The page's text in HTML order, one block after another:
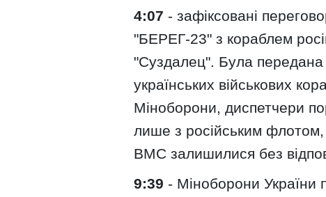
4:07 - зафіксовані
"БЕРЕГ-23" з кораблем
"Суздалец". Була
українських військових
Міноборони, диспетчери
лише з російським флотом,
ВМС залишилися без
9:39 - Міноборони України